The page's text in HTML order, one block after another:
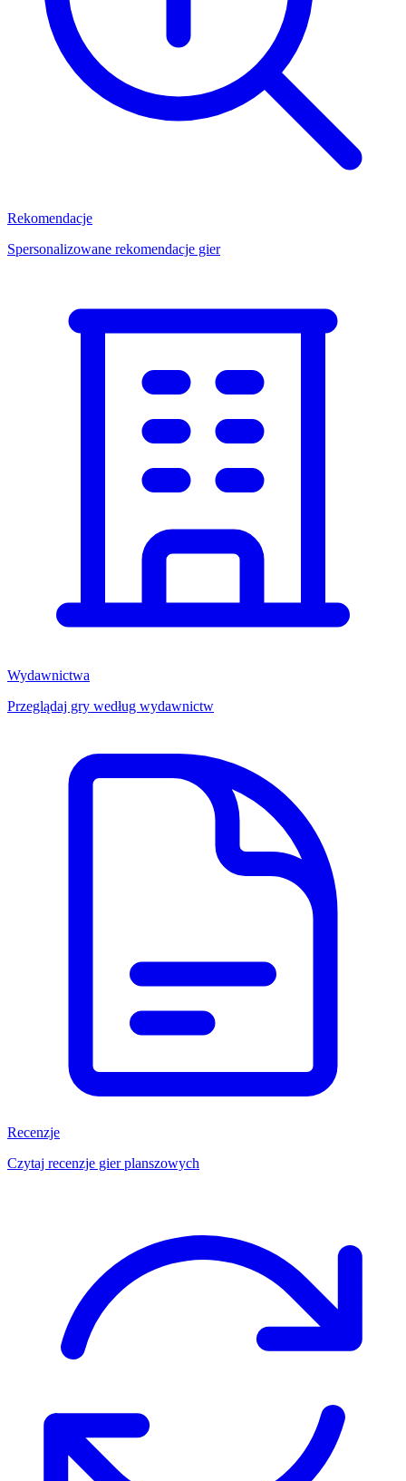
Rekomendacje
Spersonalizowane rekomendacje gier
Wydawnictwa
Przeglądaj gry według wydawnictw
Recenzje
Czytaj recenzje gier planszowych